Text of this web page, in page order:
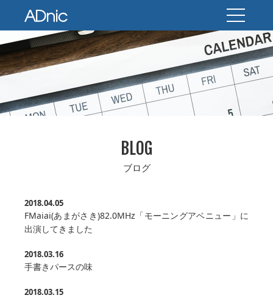
BLOG
ブログ
2018.04.05
FMaiai(あまがさき)82.0MHz「モーニングアベニュー」に
出演してきました
2018.03.16
手書きパースの味
2018.03.15